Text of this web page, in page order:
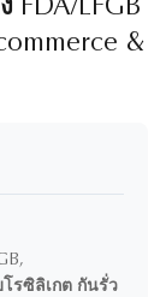
FDA/LFGB
&
,
รซิลิเกต กันรั่ว